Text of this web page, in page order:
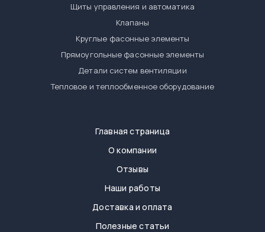
Щиты управления и автоматика
Клапаны
Круглые фасонные элементы
Прямоугольные фасонные элементы
Детали систем вентиляции
Тепловое и теплообменное оборудование
Главная страница
О компании
Отзывы
Наши работы
Доставка и оплата
Полезные статьи